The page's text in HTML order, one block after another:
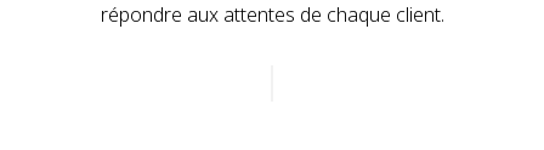
répondre aux attentes de chaque client.